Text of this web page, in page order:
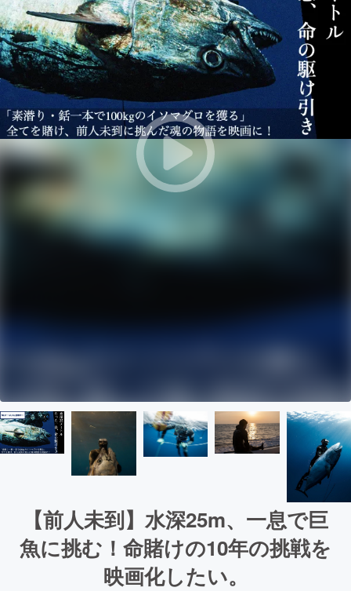
【前人未到】水深25m、一息で巨
魚に挑む！命賭けの10年の挑戦を
映画化したい。